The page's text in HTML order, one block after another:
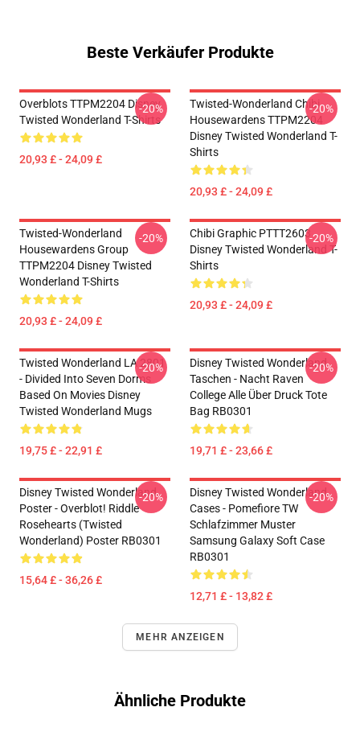
Beste Verkäufer Produkte
Overblots TTPM2204 Disney
Twisted Wonderland T-Shirts
20,93 £ - 24,09 £
-20%
Twisted-Wonderland Chibi
Housewardens TTPM2204
Disney Twisted Wonderland T-
Shirts
20,93 £ - 24,09 £
-20%
Twisted-Wonderland
Housewardens Group
TTPM2204 Disney Twisted
Wonderland T-Shirts
20,93 £ - 24,09 £
-20%
Chibi Graphic PTTT2603
Disney Twisted Wonderland T-
Shirts
20,93 £ - 24,09 £
-20%
Twisted Wonderland LA 2801
- Divided Into Seven Dorms
Based On Movies Disney
Twisted Wonderland Mugs
19,75 £ - 22,91 £
-20%
Disney Twisted Wonderland
Taschen - Nacht Raven
College Alle Über Druck Tote
Bag RB0301
19,71 £ - 23,66 £
-20%
Disney Twisted Wonderland
Poster - Overblot! Riddle
Rosehearts (Twisted
Wonderland) Poster RB0301
15,64 £ - 36,26 £
-20%
Disney Twisted Wonderland
Cases - Pomefiore TW
Schlafzimmer Muster
Samsung Galaxy Soft Case
RB0301
12,71 £ - 13,82 £
-20%
MEHR ANZEIGEN
Ähnliche Produkte